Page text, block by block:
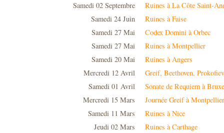
Samedi 02 Septembre
Ruines à La Côte Saint-
Samedi 24 Juin
Ruines à Faise
Samedi 27 Mai
Codex Domini à Orbec
Samedi 27 Mai
Ruines à Montpellier
Samedi 20 Mai
Ruines à Angers
Mercredi 12 Avril
Greif, Beethoven,
Samedi 01 Avril
Sonate de Requiem à
Mercredi 15 Mars
Journée Greif à Montpellier
Samedi 11 Mars
Ruines à Nice
Jeudi 02 Mars
Ruines à Carthage